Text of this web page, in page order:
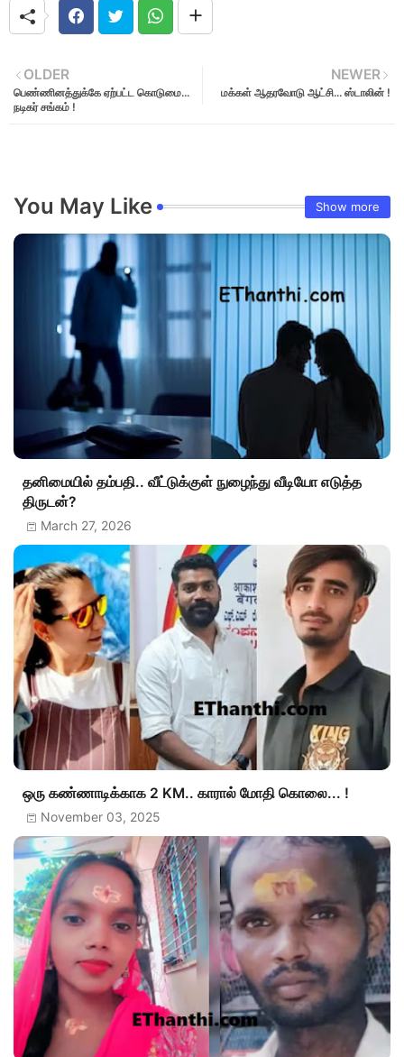
NEWER
மக்கள் ஆதரவோடு ஆட்சி... ஸ்டாலின் !
OLDER
பெண்ணினத்துக்கே ஏற்பட்ட கொடுமை...
நடிகர் சங்கம் !
You May Like Show more
தனிமையில் தம்பதி.. வீட்டுக்குள் நுழைந்து வீடியோ எடுத்த
திருடன்?
March 27, 2026
ஒரு கண்ணாடிக்காக 2 KM.. காரால் மோதி கொலை... !
November 03, 2025